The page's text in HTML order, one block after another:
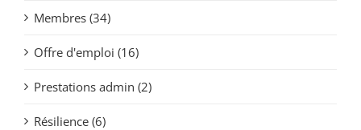
Membres (34)
Offre d'emploi (16)
Prestations admin (2)
Résilience (6)